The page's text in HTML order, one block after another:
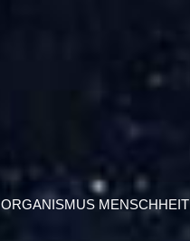
ORGA­NIS­MUS MENSCH­HEIT